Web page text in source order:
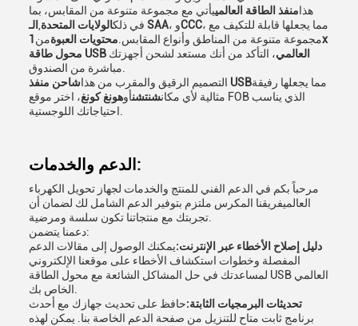
هذامنفذ الطاقة العالمييأتي مع مجموعة متنوعة من المقابس، بما
في ذلكالولايات المتحدة الـ SAA ، وCCC، مما يجعلها قابلة للتكيف مع
مجموعة متنوعة من المناطق وأنواع المقابس. محتويات العبوةمن 1x
محول طاقة USB العالمي، التأكد من أنك مستعد لشحن أجهزتك
التصميم الرقيق والمقرب من هذا شاحن منفذ USBمما يجعلها رفيقة
مثالية لأي مكانشنتشنأوهونغ كونغ، اختر موقع FOB الذي يناسب
الدعم والخدمات:
مرحباً بكم في الدعم الفني للمنتج والخدمات لجهاز تحويل الكهرباء
العالميفريقنا المكرس ملتزم بتوفير الدعم الشامل لك لضمان أن
دعمنا يتضمن:
دليل إصلاح الأخطاء عبر الإنترنت:يمكنك الوصول إلى مقالات الدعم
المفصلة وخطوات استكشاف الأخطاء على موقعنا الإلكتروني
لمساعدتك في حل المشاكل الشائعة مع محول الطاقة USB العالمي
تحديثات البرمجيات الثابتة:حافظ على تحديث جهازك مع أحدث
برنامج ثابت متاح للتنزيل من صفحة الدعم الخاصة بنا. يمكن لهذه